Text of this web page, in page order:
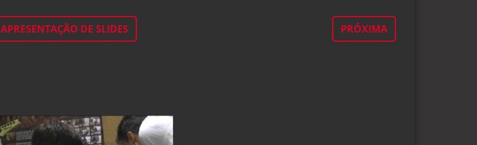
APRESENTAÇÃO DE SLIDES PRÓXIMA